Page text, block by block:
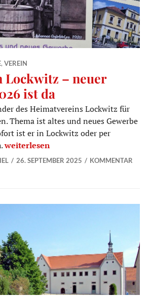
,VEREIN
Lockwitz – neuer
ist da
des Heimatvereins Lockwitz für
Thema ist altes und neues Gewerbe
ist er in Lockwitz oder per
Gewerbe in Lockwitz – neuer
weiterlesen
26. SEPTEMBER 2025
KOMMENTAR